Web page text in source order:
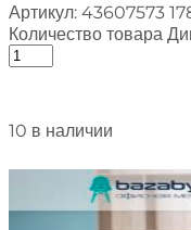
Артикул: 43607573
Количество товара
10 в наличии